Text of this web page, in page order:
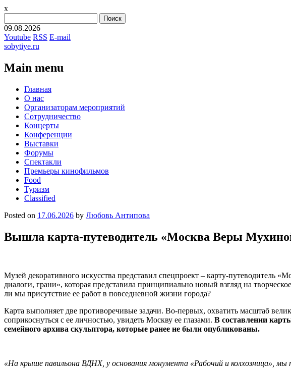
x
09.08.2026
Youtube RSS E-mail
sobytiye.ru
Main menu
Skip
content
Главная
О нас
Организаторам мероприятий
Сотрудничество
Концерты
Конференции
Выставки
Форумы
Спектакли
Премьеры кинофильмов
Food
Туризм
Сlassified
Posted on 17.06.2026 by Любовь Антипова
Вышла карта-путеводитель «Москва Веры
Музей декоративного искусства представил спецпроект – карту-
диалоги, грани», которая представила принципиально новый взгляд на
ли мы присутствие ее работ в повседневной жизни города?
Карта выполняет две противоречивые задачи. Во-первых, охватить масштаб
соприкоснуться с ее личностью, увидеть Москву ее глазами. В составлении
семейного архива скульптора, которые ранее не были опубликованы.
«На крыше павильона ВДНХ, у основания монумента «Рабочий и колхозница»,